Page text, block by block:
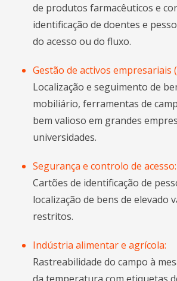
de produtos farmacêuticos e
identificação de doentes e
do acesso ou do fluxo.
Gestão de activos empresariais
Localização e seguimento de
mobiliário, ferramentas de
bem valioso em grandes
universidades.
Segurança e controlo de acesso:
Cartões de identificação de
localização de bens de elevado
restritos.
Indústria alimentar e agrícola:
Rastreabilidade do campo à